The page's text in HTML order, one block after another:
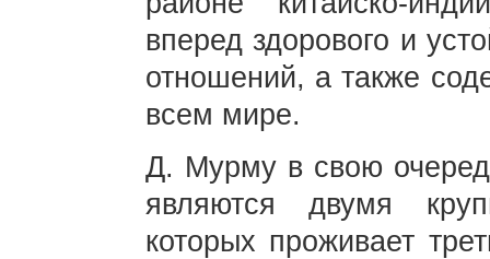
вперед здорового и
отношений, а также
всем мире.
Д. Мурму в свою
являются двумя
которых проживает